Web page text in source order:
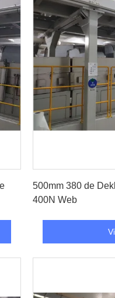
500mm 380 de
400N Web